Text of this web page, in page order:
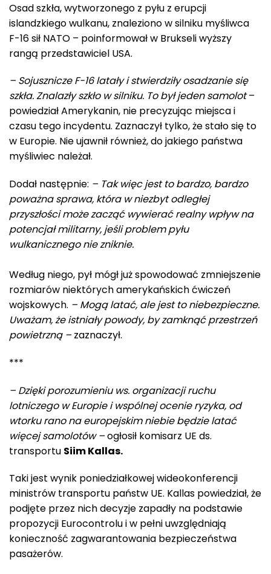
Osad szkła, wytworzonego z pyłu z erupcji
islandzkiego wulkanu, znaleziono w silniku myśliwca
F-16 sił NATO – poinformował w Brukseli wyższy
rangą przedstawiciel USA.
– Sojusznicze F-16 latały i stwierdziły osadzanie się
szkła. Znalazły szkło w silniku. To był jeden samolot–
powiedział Amerykanin, nie precyzując miejsca i
czasu tego incydentu. Zaznaczył tylko, że stało się to
w Europie. Nie ujawnił również, do jakiego państwa
myśliwiec należał.
Dodał następnie: – Tak więc jest to bardzo, bardzo
poważna sprawa, która w niezbyt odległej
przyszłości może zacząć wywierać realny wpływ na
potencjał militarny, jeśli problem pyłu
wulkanicznego nie zniknie.
Według niego, pył mógł już spowodować zmniejszenie
rozmiarów niektórych amerykańskich ćwiczeń
wojskowych. – Mogą latać, ale jest to niebezpieczne.
Uważam, że istniały powody, by zamknąć przestrzeń
powietrzną – zaznaczył.
***
– Dzięki porozumieniu ws. organizacji ruchu
lotniczego w Europie i wspólnej ocenie ryzyka, od
wtorku rano na europejskim niebie będzie latać
więcej samolotów –ogłosił komisarz UE ds.
transportu Siim Kallas.
Taki jest wynik poniedziałkowej wideokonferencji
ministrów transportu państw UE. Kallas powiedział, że
podjęte przez nich decyzje zapadły na podstawie
propozycji Eurocontrolu i w pełni uwzględniają
konieczność zagwarantowania bezpieczeństwa
pasażerów.